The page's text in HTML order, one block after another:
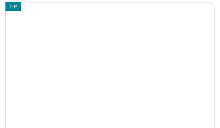
TIP